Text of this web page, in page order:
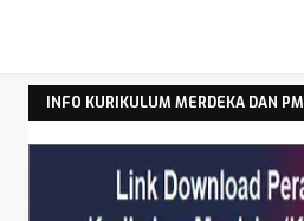
INFO KURIKULUM MERDEKA DAN PM